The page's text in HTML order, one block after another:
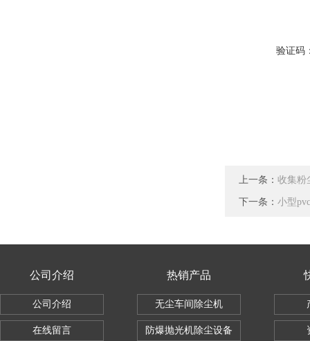
验证码
上一条： 收集粉
下一条： 小型
公司介绍
公司介绍
在线留言
热销产品
无尘车间除尘机
防爆抛光机除尘设备